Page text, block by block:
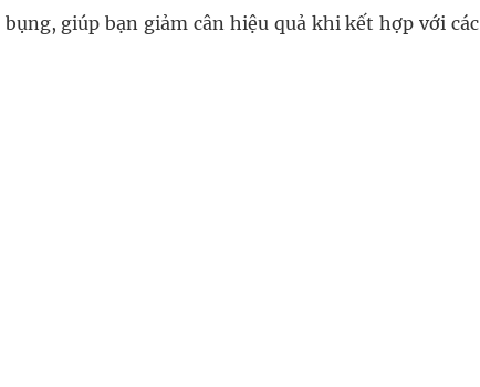
giúp bạn giảm cân hiệu quả khi kết hợp với các